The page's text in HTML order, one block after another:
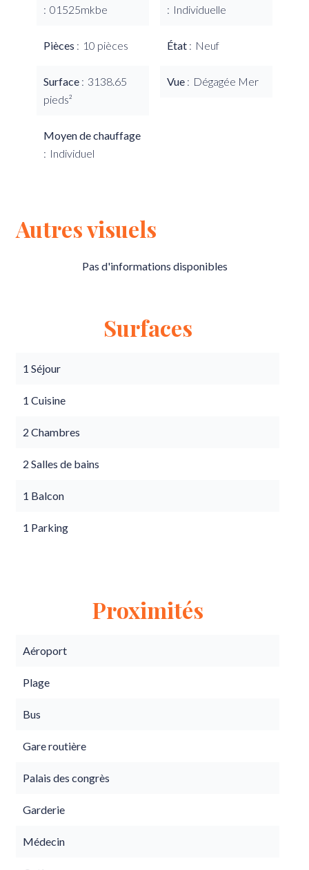
01525mkbe
Pièces 10 pièces
Surface
3138.65
pieds²
Moyen de chauffage
Individuel
Individuelle
État Neuf
Vue Dégagée Mer
Autres visuels
Pas d'informations disponibles
Surfaces
1 Séjour
1 Cuisine
2 Chambres
2 Salles de bains
1 Balcon
1 Parking
Proximités
Aéroport
Plage
Bus
Gare routière
Palais des congrès
Garderie
Médecin